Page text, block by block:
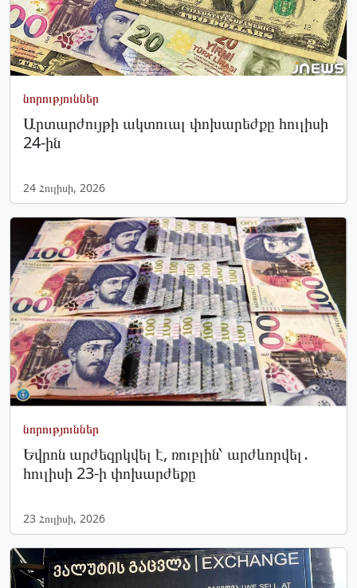
նորություններ
Արտարժույթի ակտուալ փոխարեժքը հուլիսի
24-ին
24 Հուլիսի, 2026
նորություններ
Եվրոն արժեզրկվել է, ռուբլին՝ արժևորվել․
հուլիսի 23-ի փոխարժեքը
23 Հուլիսի, 2026